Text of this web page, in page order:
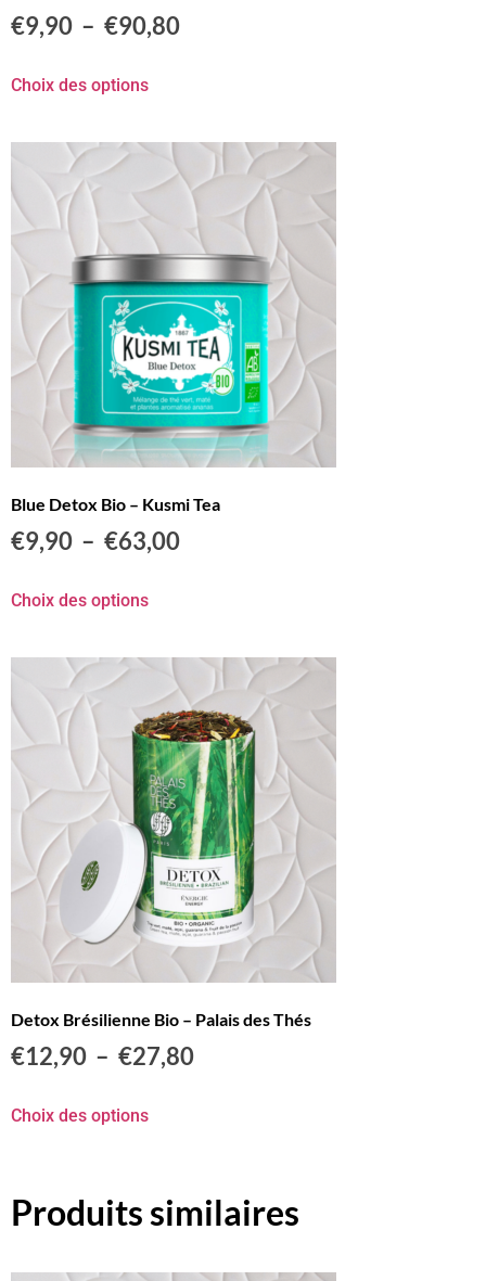
€9,90 – €90,80
Choix des options
Blue Detox Bio – Kusmi Tea
€9,90 – €63,00
Choix des options
Detox Brésilienne Bio – Palais des Thés
€12,90 – €27,80
Choix des options
Produits similaires